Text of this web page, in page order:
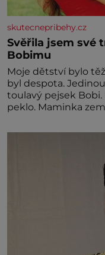
skutecnepribehy.cz
Svěřila jsem své
Bobimu
Moje dětství bylo
byl despota.
toulavý pejsek
peklo. Maminka
výplatu. Čtyři roky
vesnici. Měli mě tam